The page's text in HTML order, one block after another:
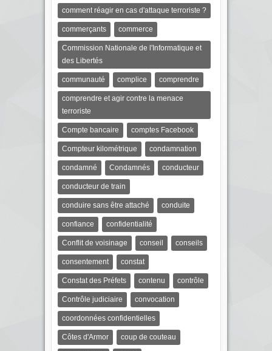
comment réagir en cas d'attaque terroriste ?
commerçants commerce
Commission Nationale de l'Informatique et
des Libertés
communauté complice comprendre
comprendre et agir contre la menace
terroriste
Compte bancaire comptes Facebook
Compteur kilométrique condamnation
condamné Condamnés conducteur
conducteur de train
conduire sans être attaché conduite
confiance confidentialité
Conflit de voisinage conseil conseils
consentement constat
Constat des Préfets contenu contrôle
Contrôle judiciaire convocation
coordonnées confidentielles
Côtes d'Armor coup de couteau